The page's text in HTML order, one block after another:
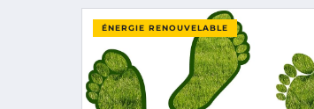
ÉNERGIE RENOUVELABLE